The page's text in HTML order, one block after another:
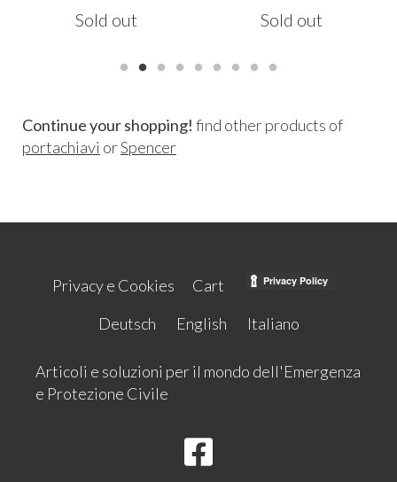
Sold out Sold out
Continue your shopping! find other products of
portachiavi orSpencer
Privacy e Cookies
Cart
Deutsch
English Italiano
Articoli e soluzioni per il mondo dell'Emergenza
e Protezione Civile